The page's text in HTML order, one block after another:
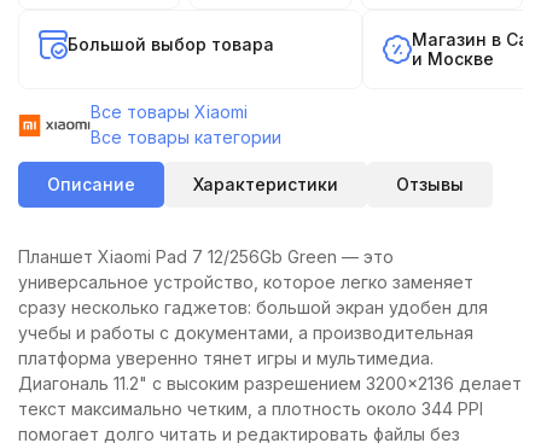
Большой выбор товара
Магазин в
и Москве
Все товары Xiaomi
Все товары категории
Описание Характеристики Отзывы
Планшет Xiaomi Pad 7 12/256Gb Green — это
универсальное устройство, которое легко заменяет
сразу несколько гаджетов: большой экран удобен для
учебы и работы с документами, а производительная
платформа уверенно тянет игры и мультимедиа.
Диагональ 11.2" с высоким разрешением 3200×2136 делает
текст максимально четким, а плотность около 344 PPI
помогает долго читать и редактировать файлы без